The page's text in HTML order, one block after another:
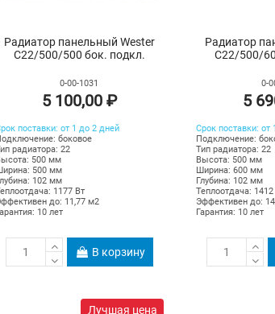
Радиатор панельный Wester
C22/500/500 бок. подкл.
0-00-1031
5 100,00 ₽
поставки: от 1 до 2 дней
боковое
радиатора: 22
500 мм
500 мм
102 мм
1177 Вт
до: 11,77 м2
10 лет
В корзину
Радиатор
C22/500/
0-
5
Срок поставки: от
Подключение:
Тип радиатора: 22
Высота: 500 мм
Ширина: 600 мм
Глубина: 102 мм
Теплоотдача: 1412
Эффективен до:
Гарантия: 10 лет
Лучшая цена